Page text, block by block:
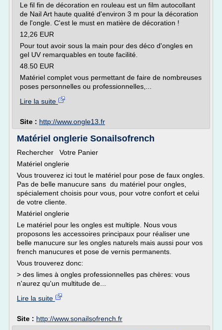
Le fil fin de décoration en rouleau est un film autocollant
de Nail Art haute qualité d'environ 3 m pour la décoration
de l'ongle. C'est le must en matière de décoration !
12,26 EUR
Pour tout avoir sous la main pour des déco d'ongles en
gel UV remarquables en toute facilité.
48.50 EUR
Matériel complet vous permettant de faire de nombreuses
poses personnelles ou professionnelles,...
Lire la suite
Site : http://www.ongle13.fr
Matériel onglerie Sonailsofrench
Rechercher Votre Panier
Matériel onglerie
Vous trouverez ici tout le matériel pour pose de faux ongles.
Pas de belle manucure sans du matériel pour ongles,
spécialement choisis pour vous, pour votre confort et celui
de votre cliente.
Matériel onglerie
Le matériel pour les ongles est multiple. Nous vous
proposons les accessoires principaux pour réaliser une
belle manucure sur les ongles naturels mais aussi pour vos
french manucures et pose de vernis permanents.
Vous trouverez donc:
> des limes à ongles professionnelles pas chères: vous
n'aurez qu'un multitude de...
Lire la suite
Site : http://www.sonailsofrench.fr